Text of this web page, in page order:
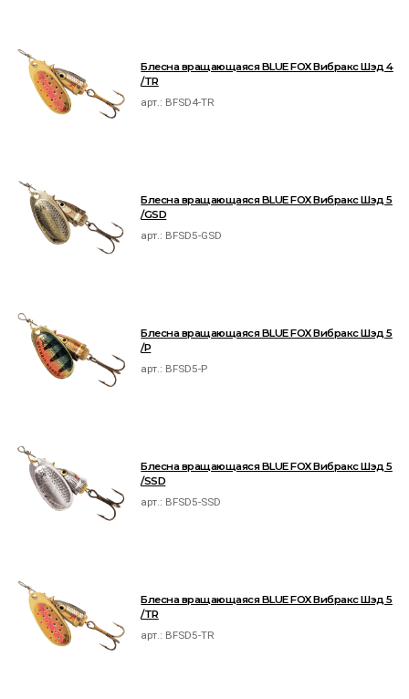
Блесна вращающаяся BLUE FOX Вибракс Шэд 4
/TR
арт.: BFSD4-TR
Блесна вращающаяся BLUE FOX Вибракс Шэд 5
/GSD
арт.: BFSD5-GSD
Блесна вращающаяся BLUE FOX Вибракс Шэд 5
/P
арт.: BFSD5-P
Блесна вращающаяся BLUE FOX Вибракс Шэд 5
/SSD
арт.: BFSD5-SSD
Блесна вращающаяся BLUE FOX Вибракс Шэд 5
/TR
арт.: BFSD5-TR